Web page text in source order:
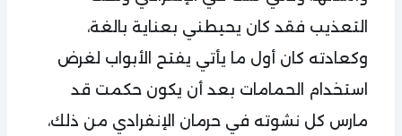
التعذيب فقد كان يحيطني بعناية بالغة،
وكعادته كان أول ما يأتي يفتح الأبواب لغرض
استخدام الحمامات بعد أن يكون حكمت قد
مارس كل نشوته في حرمان الإنفرادي من ذلك،